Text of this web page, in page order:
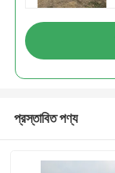
প্রস্তাবিত পণ্য